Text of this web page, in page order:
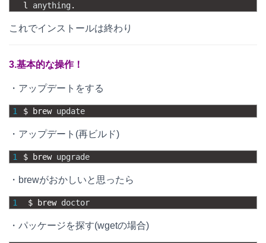
l anything .
これでインストールは終わり
3.基本的な操作！
・アップデートをする
1 $ brew update
・アップデート(再ビルド)
1 $ brew upgrade
・brewがおかしいと思ったら
1 $ brew doctor
・パッケージを探す(wgetの場合)